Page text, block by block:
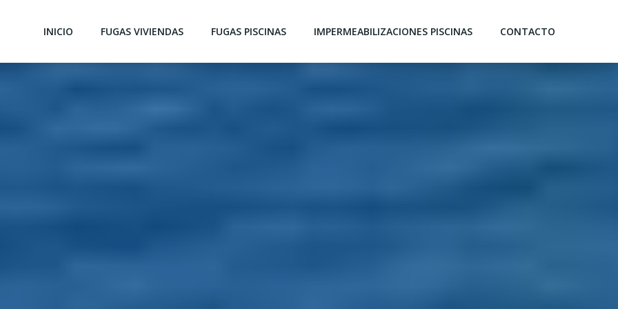
INICIO FUGAS VIVIENDAS FUGAS PISCINAS IMPERMEABILIZACIONES PISCINAS CONTACTO